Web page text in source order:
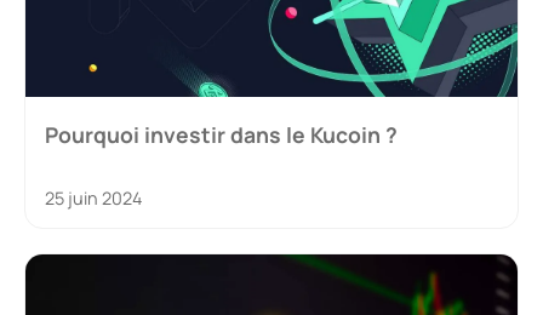
Pourquoi investir dans le Kucoin ?
25 juin 2024